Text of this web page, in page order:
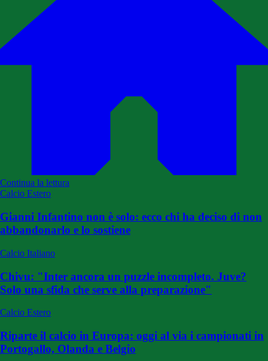
Continua la lettura
Calcio Estero
Gianni Infantino non è solo: ecco chi ha deciso di non
abbandonarlo e lo sostiene
Calcio Italiano
Chivu: "Inter ancora un puzzle incompleto. Juve?
Solo una sfida che serve alla preparazione"
Calcio Estero
Riparte il calcio in Europa: oggi al via i campionati in
Portogallo, Olanda e Belgio